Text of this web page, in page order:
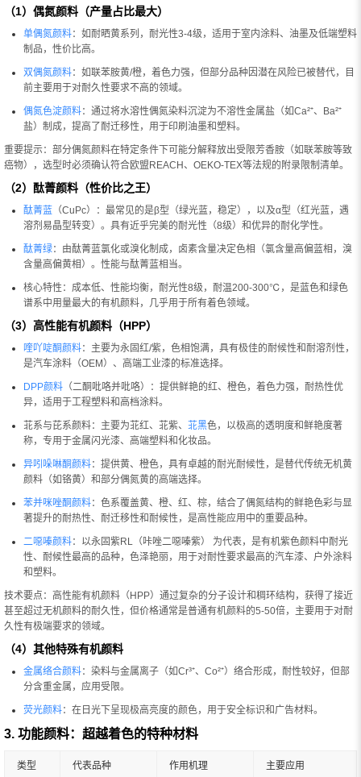
（1）偶氮颜料（产量占比最大）
单偶氮颜料：如耐晒黄系列，耐光性3-4级，适用于室内涂料、油墨及低端塑料
制品，性价比高。
双偶氮颜料：如联苯胺黄/橙，着色力强，但部分品种因潜在风险已被替代，目
前主要用于对耐久性要求不高的领域。
偶氮色淀颜料：通过将水溶性偶氮染料沉淀为不溶性金属盐（如Ca²⁺、Ba²⁺
盐）制成，提高了耐迁移性，用于印刷油墨和塑料。
重要提示：部分偶氮颜料在特定条件下可能分解释放出受限芳香胺（如联苯胺等致
癌物），选型时必须确认符合欧盟REACH、OEKO-TEX等法规的附录限制清单。
（2）酞菁颜料（性价比之王）
酞菁蓝 （CuPc）：最常见的是β型（绿光蓝，稳定），以及α型（红光蓝，遇
溶剂易晶型转变）。具有近乎完美的耐光性（8级）和优异的耐化学性。
酞菁绿：由酞菁蓝氯化或溴化制成，卤素含量决定色相（氯含量高偏蓝相，溴
含量高偏黄相）。性能与酞菁蓝相当。
核心特性：成本低、性能均衡，耐光性8级，耐温200-300℃，是蓝色和绿色
谱系中用量最大的有机颜料，几乎用于所有着色领域。
（3）高性能有机颜料（HPP）
喹吖啶酮颜料：主要为永固红/紫，色相饱满，具有极佳的耐候性和耐溶剂性，
是汽车涂料（OEM）、高端工业漆的标准选择。
DPP颜料 （二酮吡咯并吡咯）：提供鲜艳的红、橙色，着色力强，耐热性优
异，适用于工程塑料和高档涂料。
苝系与芘系颜料：主要为苝红、苝紫、 苝黑色，以极高的透明度和鲜艳度著
称，专用于金属闪光漆、高端塑料和化妆品。
异吲哚啉酮颜料：提供黄、橙色，具有卓越的耐光耐候性，是替代传统无机黄
颜料（如铬黄）和部分偶氮黄的高端选择。
苯并咪唑酮颜料：色系覆盖黄、橙、红、棕，结合了偶氮结构的鲜艳色彩与显
著提升的耐热性、耐迁移性和耐候性，是高性能应用中的重要品种。
二噁嗪颜料：以永固紫RL（咔唑二噁嗪紫） 为代表，是有机紫色颜料中耐光
性、耐候性最高的品种，色泽艳丽，用于对耐性要求最高的汽车漆、户外涂料
和塑料。
技术要点：高性能有机颜料（HPP）通过复杂的分子设计和稠环结构，获得了接近
甚至超过无机颜料的耐久性，但价格通常是普通有机颜料的5-50倍，主要用于对耐
久性有极端要求的领域。
（4）其他特殊有机颜料
金属络合颜料：染料与金属离子（如Cr³⁺、Co²⁺）络合形成，耐性较好，但部
分含重金属，应用受限。
荧光颜料：在日光下呈现极高亮度的颜色，用于安全标识和广告材料。
3. 功能颜料：超越着色的特种材料
类型 代表品种 作用机理 主要应用